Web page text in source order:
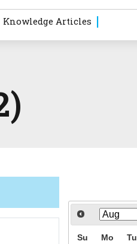
Knowledge Articles
Su Mo Tu